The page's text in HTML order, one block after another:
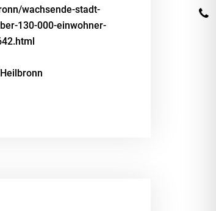
wachsende-stadt-
130-000-einwohner-